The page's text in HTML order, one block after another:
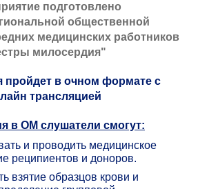
подготовлено
общественной
медицинских работников
милосердия"
пройдет в очном формате с
трансляцией
в ОМ слушатели смогут:
и проводить медицинское
реципиентов и доноров.
взятие образцов крови и